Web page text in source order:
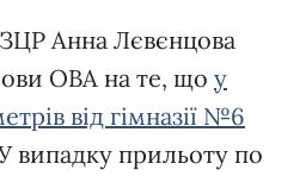
Анна Лєвєнцова
ОВА на те, що у
від гімназії №6
випадку прильоту по